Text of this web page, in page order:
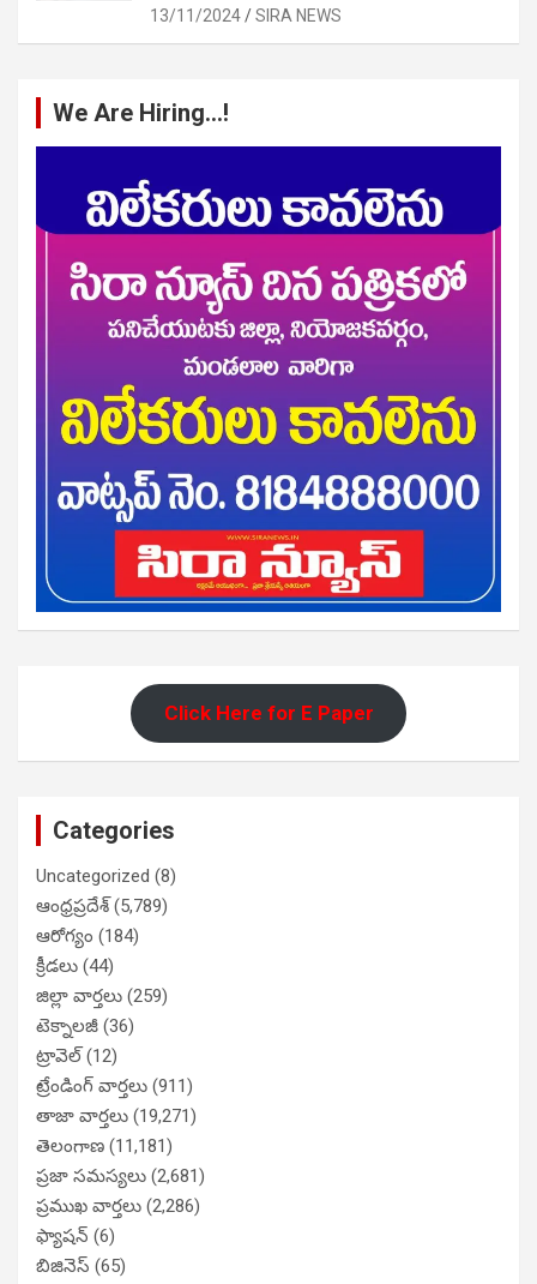
13/11/2024 SIRA NEWS
We Are Hiring…!
Click Here for E Paper
Categories
Uncategorized (8)
ఆంధ్రప్రదేశ్(5,789)
ఆరోగ్యం (184)
క్రీడలు (44)
జిల్లా వార్తలు (259)
టెక్నాలజీ (36)
ట్రావెల్(12)
ట్రేండింగ్ వార్తలు (911)
తాజా వార్తలు (19,271)
తెలంగాణ (11,181)
ప్రజా సమస్యలు (2,681)
ప్రముఖ వార్తలు (2,286)
ఫ్యాషన్ (6)
బిజినెస్ (65)